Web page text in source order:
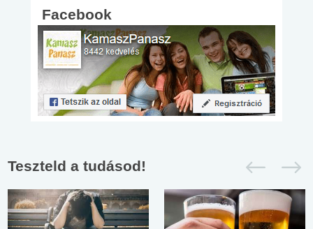
Facebook
Teszteld a tudásod!